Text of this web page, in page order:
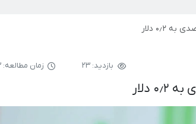
بازدید: ۲۳ زمان مطالعه: ۳ دقیقه